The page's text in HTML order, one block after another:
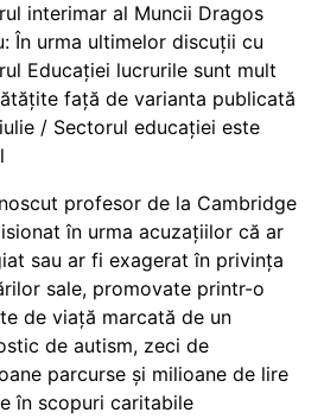
interimar al Muncii Dragos
În urma ultimelor discuții cu
Educației lucrurile sunt mult
față de varianta publicată
/ Sectorul educației este
profesor de la Cambridge
în urma acuzațiilor că ar
sau ar fi exagerat în privința
sale, promovate printr-o
de viață marcată de un
de autism, zeci de
parcurse și milioane de lire
în scopuri caritabile